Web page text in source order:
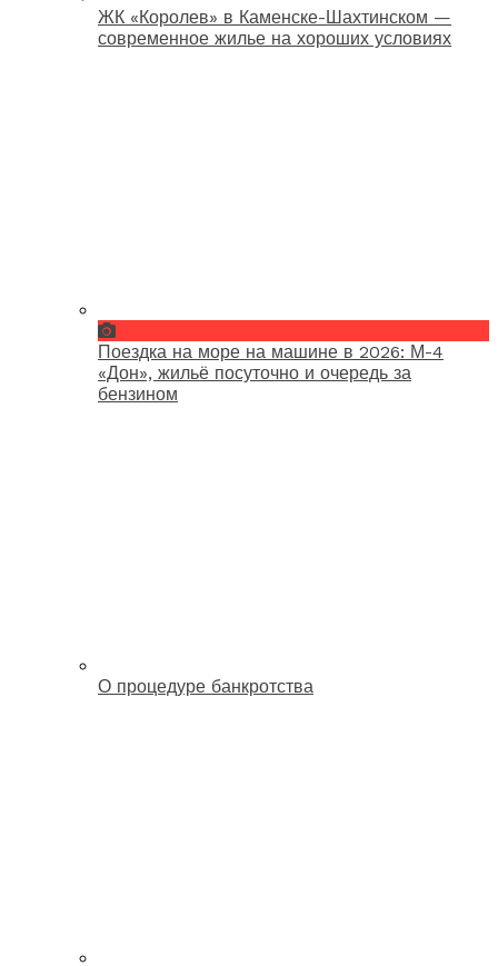
ЖК «Королев» в Каменске-Шахтинском —
современное жилье на хороших условиях
Поездка на море на машине в 2026: М-4
«Дон», жильё посуточно и очередь за
бензином
О процедуре банкротства